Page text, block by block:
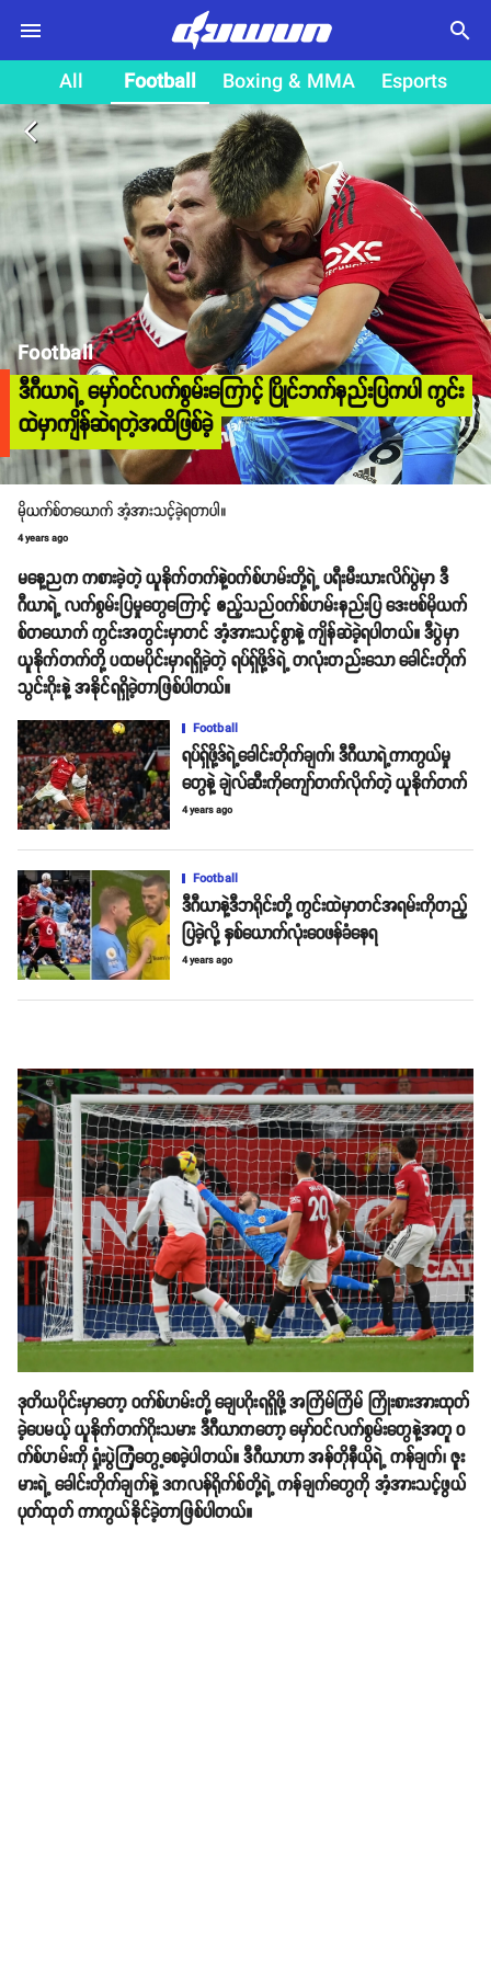
search
All Football Boxing & MMA Esports
arrow_back_ios
Football
ဒီဂီယာရဲ့ မှော်ဝင်လက်စွမ်းကြောင့် ပြိုင်ဘက်နည်းပြကပါ ကွင်း
ထဲမှာကျိန်ဆဲရတဲ့အထိဖြစ်ခဲ့
မိုယက်စ်တယောက် အံ့အားသင့်ခဲ့ရတာပါ။
4 years ago
မနေ့ညက ကစားခဲ့တဲ့ ယူနိုက်တက်နဲ့ဝက်စ်ဟမ်းတို့ရဲ့ ပရီးမီးယားလိဂ်ပွဲမှာ ဒီ
ဂီယာရဲ့ လက်စွမ်းပြမှုတွေကြောင့် ဧည့်သည်ဝက်စ်ဟမ်းနည်းပြ ဒေးဗစ်မိုယက်
စ်တယောက် ကွင်းအတွင်းမှာတင် အံ့အားသင့်စွာနဲ့ ကျိန်ဆဲခဲ့ရပါတယ်။ ဒီပွဲမှာ
ယူနိုက်တက်တို့ ပထမပိုင်းမှာရရှိခဲ့တဲ့ ရပ်ရှ်ဖို့ဒ်ရဲ့ တလုံးတည်းသော ခေါင်းတိုက်
သွင်းဂိုးနဲ့ အနိုင်ရရှိခဲ့တာဖြစ်ပါတယ်။
Football
ရပ်ရှ်ဖို့ဒ်ရဲ့ခေါင်းတိုက်ချက်၊ ဒီဂီယာရဲ့ကာကွယ်မှု
တွေနဲ့ ချဲလ်ဆီးကိုကျော်တက်လိုက်တဲ့ ယူနိုက်တက်
4 years ago
Football
ဒီဂီယာနဲ့ဒီဘရိုင်းတို့ ကွင်းထဲမှာတင်အရမ်းကိုတည့်
ပြခဲ့လို့ နှစ်ယောက်လုံးဝေဖန်ခံနေရ
4 years ago
ဒုတိယပိုင်းမှာတော့ ဝက်စ်ဟမ်းတို့ ချေပဂိုးရရှိဖို့ အကြိမ်ကြိမ် ကြိုးစားအားထုတ်
ခဲ့ပေမယ့် ယူနိုက်တက်ဂိုးသမား ဒီဂီယာကတော့ မှော်ဝင်လက်စွမ်းတွေနဲ့အတူ ဝ
က်စ်ဟမ်းကို ရှုံးပွဲကြုံတွေ့စေခဲ့ပါတယ်။ ဒီဂီယာဟာ အန်တိုနီယိုရဲ့ ကန်ချက်၊ ဇူး
မားရဲ့ ခေါင်းတိုက်ချက်နဲ့ ဒကလန်ရိုက်စ်တို့ရဲ့ ကန်ချက်တွေကို အံ့အားသင့်ဖွယ်
ပုတ်ထုတ် ကာကွယ်နိုင်ခဲ့တာဖြစ်ပါတယ်။